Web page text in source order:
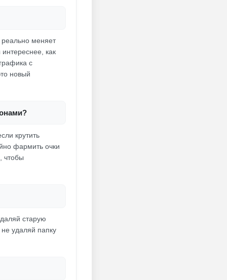
реально меняет
как
с
новый
крутить
фармить очки
чтобы
старую
удаляй папку